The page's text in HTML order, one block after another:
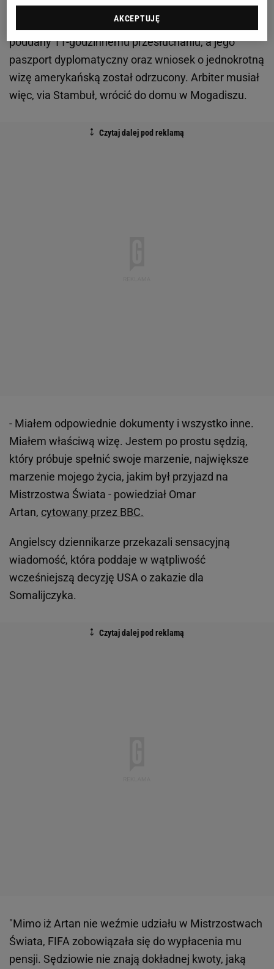
somalijską organizacją terrorystyczną Al-Shabaab.
Po dotarciu na lotnisku w Miami Artan został
poddany 11-godzinnemu przesłuchaniu, a jego
paszport dyplomatyczny oraz wniosek o jednokrotną
wizę amerykańską został odrzucony. Arbiter musiał
więc, via Stambuł, wrócić do domu w Mogadiszu.
- Miałem odpowiednie dokumenty i wszystko inne.
Miałem właściwą wizę. Jestem po prostu sędzią,
który próbuje spełnić swoje marzenie, największe
marzenie mojego życia, jakim był przyjazd na
Mistrzostwa Świata - powiedział Omar
Artan, cytowany przez BBC.
Angielscy dziennikarze przekazali sensacyjną
wiadomość, która poddaje w wątpliwość
wcześniejszą decyzję USA o zakazie dla
Somalijczyka.
"Mimo iż Artan nie weźmie udziału w Mistrzostwach
Świata, FIFA zobowiązała się do wypłacenia mu
pensji. Sędziowie nie znają dokładnej kwoty, jaką
AKCEPTUJĘ